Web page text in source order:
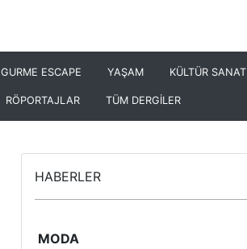
GURME ESCAPE YAŞAM KÜLTÜR SANAT
RÖPORTAJLAR TÜM DERGİLER
HABERLER
MODA